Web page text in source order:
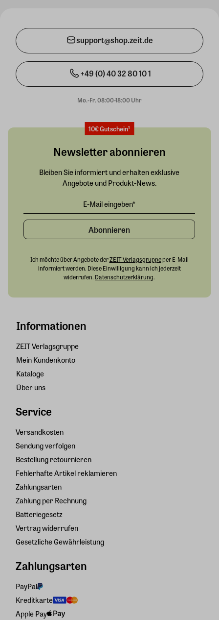
support@shop.zeit.de
+49 (0) 40 32 80 10 1
Mo.-Fr. 08:00-18:00 Uhr
Informationen
ZEIT Verlagsgruppe
Mein Kundenkonto
Kataloge
Über uns
Service
Versandkosten
Sendung verfolgen
Bestellung retournieren
Fehlerhafte Artikel reklamieren
Zahlungsarten
Zahlung per Rechnung
Batteriegesetz
Vertrag widerrufen
Gesetzliche Gewährleistung
Zahlungsarten
PayPal
Kreditkarte
Apple Pay
10€ Gutschein¹
Newsletter abonnieren
Bleiben Sie informiert und erhalten exklusive
Angebote und Produkt-News.
Abonnieren
Ich möchte über Angebote derZEIT Verlagsgruppeper E-Mail
informiert werden. Diese Einwilligung kann ich jederzeit
widerrufen. Datenschutzerklärung.